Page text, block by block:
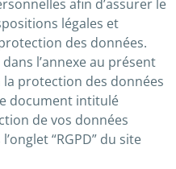
afin d’assurer le
légales et
des données.
l’annexe au présent
protection des données
document intitulé
de vos données
“RGPD” du site